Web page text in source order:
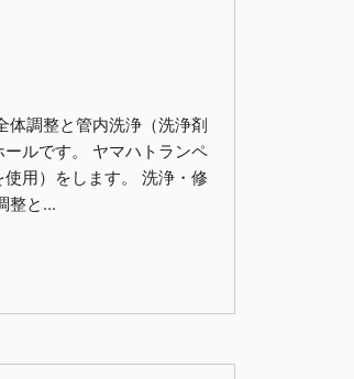
体調整と管内洗浄（洗浄剤
ルです。 ヤマハトランペ
用）をします。 洗浄・修
整と...